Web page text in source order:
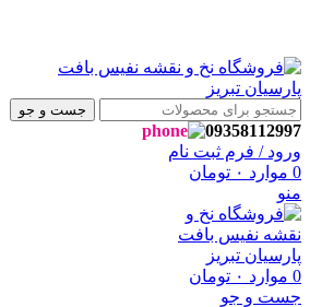
جست و جو
09358112997
ورود / فرم ثبت نام
0 موارد ۰ تومان
منو
0 موارد ۰ تومان
جست و جو